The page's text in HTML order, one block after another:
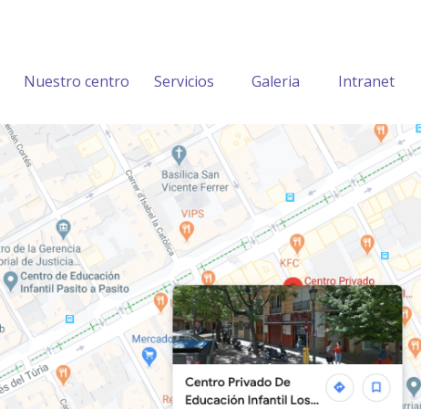
Nuestro centro Servicios Galeria Intranet